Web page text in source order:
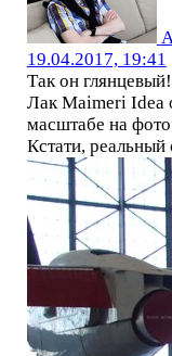
19.04.2017, 19:41
Так он глянцевый!
Лак Maimeri Idea
масштабе на
Кстати, реальный